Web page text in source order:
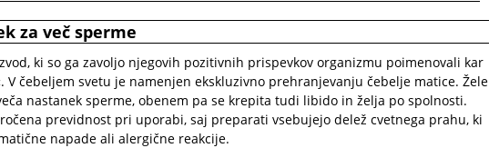
za več sperme
ki so ga zavoljo njegovih pozitivnih prispevkov organizmu poimenovali kar
V čebeljem svetu je namenjen ekskluzivno prehranjevanju čebelje matice. Žele
nastanek sperme, obenem pa se krepita tudi libido in želja po spolnosti.
previdnost pri uporabi, saj preparati vsebujejo delež cvetnega prahu, ki
napade ali alergične reakcije.